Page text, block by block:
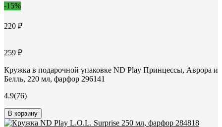
-15%
220 ₽
259 ₽
Кружка в подарочной упаковке ND Play Принцессы, Аврора и
Белль, 220 мл, фарфор 296141
4.9(76)
В корзину